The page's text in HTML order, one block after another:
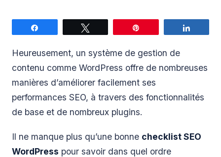
Heureusement, un système de gestion de
contenu comme WordPress offre de nombreuses
manières d’améliorer facilement ses
performances SEO, à travers des fonctionnalités
de base et de nombreux plugins.
Il ne manque plus qu’une bonne checklist SEO
WordPress pour savoir dans quel ordre